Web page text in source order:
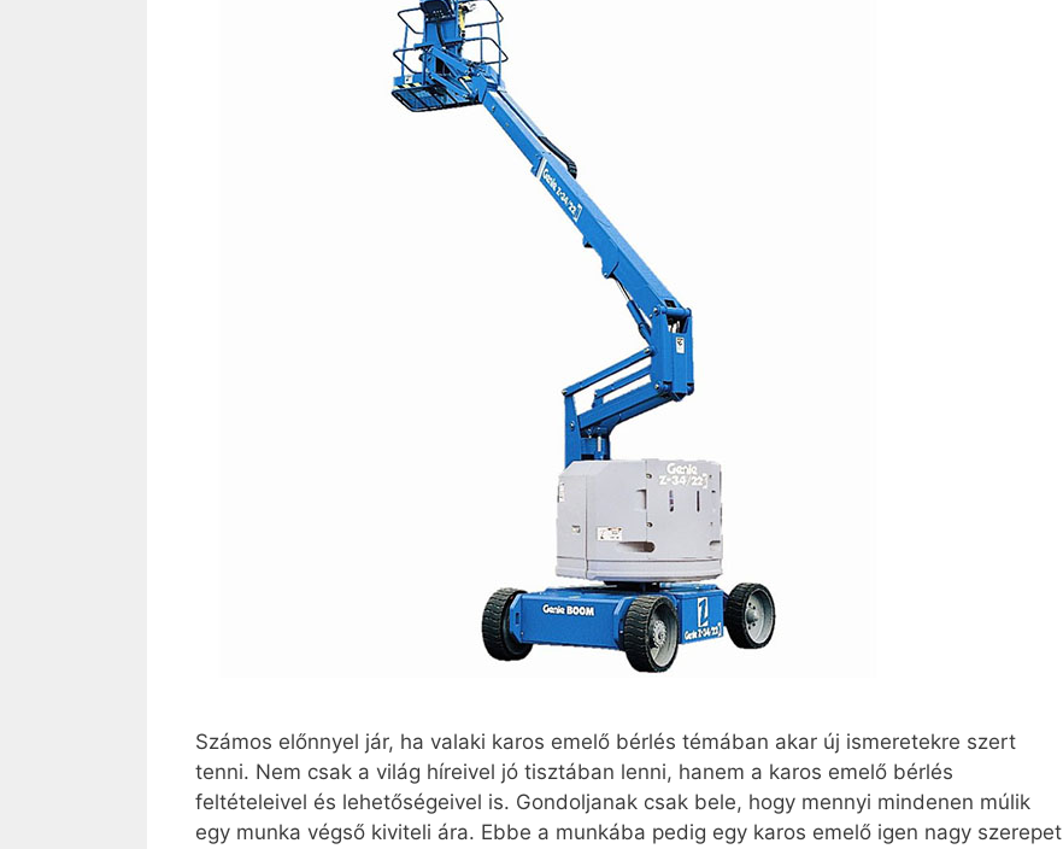
Számos előnnyel jár, ha valaki karos emelő bérlés témában akar új ismeretekre szert
tenni. Nem csak a világ híreivel jó tisztában lenni, hanem a karos emelő bérlés
feltételeivel és lehetőségeivel is. Gondoljanak csak bele, hogy mennyi mindenen múlik
egy munka végső kiviteli ára. Ebbe a munkába pedig egy karos emelő igen nagy szerepet